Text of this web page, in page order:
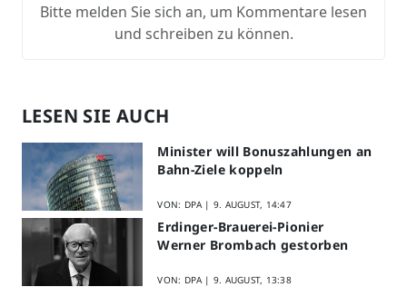
Bitte melden Sie sich an, um Kommentare lesen
und schreiben zu können.
LESEN SIE AUCH
Minister will Bonuszahlungen an
Bahn-Ziele koppeln
VON: DPA | 9. AUGUST, 14:47
Erdinger-Brauerei-Pionier
Werner Brombach gestorben
VON: DPA | 9. AUGUST, 13:38